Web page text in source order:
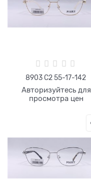
8903 C2 55-17-142
Авторизуйтесь для
просмотра цен